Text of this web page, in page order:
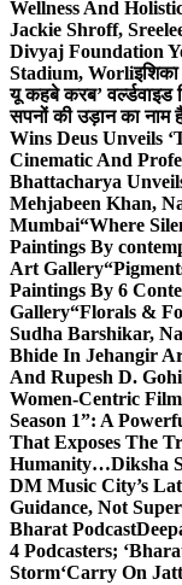
Wellness And
Jackie Shroff,
Divyaj Foundation
Stadium, Worli
यू कहबे करब’ वर्ल्डवाइड
सपनों की उड़ान का नाम
Wins Deus Unveils
Cinematic And
Bhattacharya
Mehjabeen Khan,
Mumbai“Where
Paintings By
Art Gallery
Paintings By 6
Gallery“Florals &
Sudha Barshikar,
Bhide In Jehangir
And Rupesh D.
Women-Centric
Season 1”: A
That Exposes The
Humanity…Diksha
DM Music City’s
Guidance, Not
Bharat Podcast
4 Podcasters;
Storm‘Carry On